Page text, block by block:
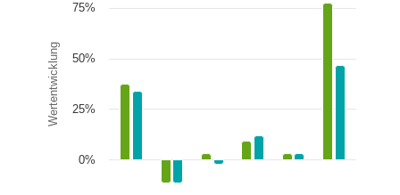
Wertentwicklung
0%
25%
50%
75%